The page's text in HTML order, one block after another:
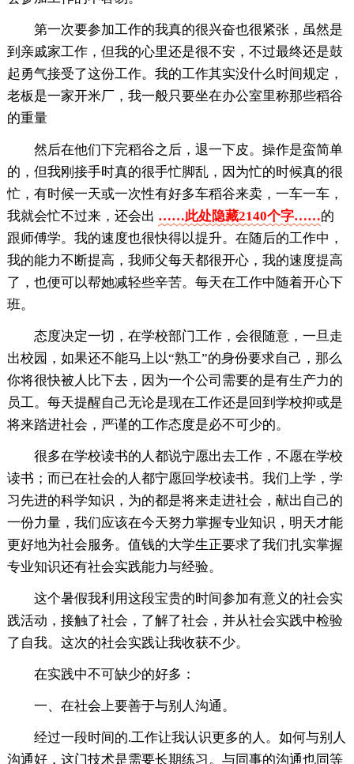
第一次要参加工作的我真的很兴奋也很紧张，虽然是
到亲戚家工作，但我的心里还是很不安，不过最终还是鼓
起勇气接受了这份工作。我的工作其实没什么时间规定，
老板是一家开米厂，我一般只要坐在办公室里称那些稻谷
的重量
然后在他们下完稻谷之后，退一下皮。操作是蛮简单
的，但我刚接手时真的很手忙脚乱，因为忙的时候真的很
忙，有时候一天或一次性有好多车稻谷来卖，一车一车，
我就会忙不过来，还会出 ……此处隐藏2140个字……的
跟师傅学。我的速度也很快得以提升。在随后的工作中，
我的能力不断提高，我师父每天都很开心，我的速度提高
了，也便可以帮她减轻些辛苦。每天在工作中随着开心下
班。
态度决定一切，在学校部门工作，会很随意，一旦走
出校园，如果还不能马上以“熟工”的身份要求自己，那么
你将很快被人比下去，因为一个公司需要的是有生产力的
员工。每天提醒自己无论是现在工作还是回到学校抑或是
将来踏进社会，严谨的工作态度是必不可少的。
很多在学校读书的人都说宁愿出去工作，不愿在学校
读书；而已在社会的人都宁愿回学校读书。我们上学，学
习先进的科学知识，为的都是将来走进社会，献出自己的
一份力量，我们应该在今天努力掌握专业知识，明天才能
更好地为社会服务。值钱的大学生正要求了我们扎实掌握
专业知识还有社会实践能力与经验。
这个暑假我利用这段宝贵的时间参加有意义的社会实
践活动，接触了社会，了解了社会，并从社会实践中检验
了自我。这次的社会实践让我收获不少。
在实践中不可缺少的好多：
一、在社会上要善于与别人沟通。
经过一段时间的.工作让我认识更多的人。如何与别人
沟通好，这门技术是需要长期练习。与同事的沟通也同等